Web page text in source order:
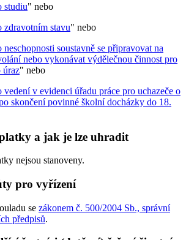
studiu" nebo
zdravotním stavu" nebo
neschopnosti soustavně se připravovat na
nebo vykonávat výdělečnou činnost pro
úraz" nebo
vedení v evidenci úřadu práce pro uchazeče o
skončení povinné školní docházky do 18.
a jak je lze uhradit
nejsou stanoveny.
pro vyřízení
se zákonem č. 500/2004 Sb., správní
předpisů.